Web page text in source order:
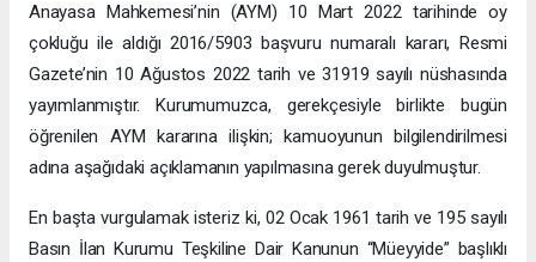
Anayasa Mahkemesi’nin (AYM) 10 Mart 2022 tarihinde oy
çokluğu ile aldığı 2016/5903 başvuru numaralı kararı, Resmi
Gazete’nin 10 Ağustos 2022 tarih ve 31919 sayılı nüshasında
yayımlanmıştır. Kurumumuzca, gerekçesiyle birlikte bugün
öğrenilen AYM kararına ilişkin; kamuoyunun bilgilendirilmesi
adına aşağıdaki açıklamanın yapılmasına gerek duyulmuştur.
En başta vurgulamak isteriz ki, 02 Ocak 1961 tarih ve 195 sayılı
Basın İlan Kurumu Teşkiline Dair Kanunun “Müeyyide” başlıklı